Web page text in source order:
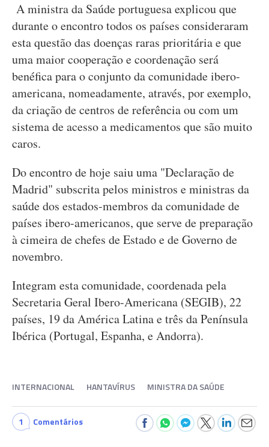
A ministra da Saúde portuguesa explicou que
durante o encontro todos os países consideraram
esta questão das doenças raras prioritária e que
uma maior cooperação e coordenação será
benéfica para o conjunto da comunidade ibero-
americana, nomeadamente, através, por exemplo,
da criação de centros de referência ou com um
sistema de acesso a medicamentos que são muito
caros.
Do encontro de hoje saiu uma "Declaração de
Madrid" subscrita pelos ministros e ministras da
saúde dos estados-membros da comunidade de
países ibero-americanos, que serve de preparação
à cimeira de chefes de Estado e de Governo de
novembro.
Integram esta comunidade, coordenada pela
Secretaria Geral Ibero-Americana (SEGIB), 22
países, 19 da América Latina e três da Península
Ibérica (Portugal, Espanha, e Andorra).
INTERNACIONAL HANTAVÍRUS MINISTRA DA SAÚDE
1 Comentários